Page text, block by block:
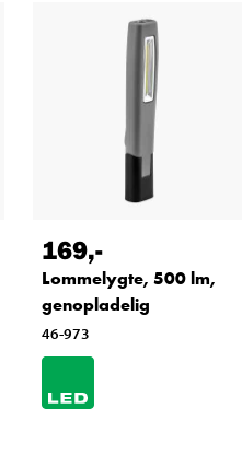
169,-
Lommelygte, 500 lm,
genopladelig
46-973